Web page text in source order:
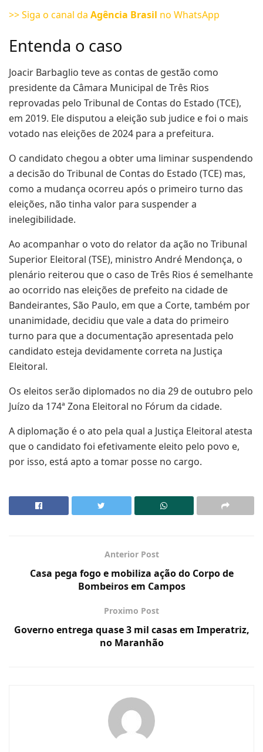
>> Siga o canal da Agência Brasil no WhatsApp
Entenda o caso
Joacir Barbaglio teve as contas de gestão como
presidente da Câmara Municipal de Três Rios
reprovadas pelo Tribunal de Contas do Estado (TCE),
em 2019. Ele disputou a eleição sub judice e foi o mais
votado nas eleições de 2024 para a prefeitura.
O candidato chegou a obter uma liminar suspendendo
a decisão do Tribunal de Contas do Estado (TCE) mas,
como a mudança ocorreu após o primeiro turno das
eleições, não tinha valor para suspender a
inelegibilidade.
Ao acompanhar o voto do relator da ação no Tribunal
Superior Eleitoral (TSE), ministro André Mendonça, o
plenário reiterou que o caso de Três Rios é semelhante
ao ocorrido nas eleições de prefeito na cidade de
Bandeirantes, São Paulo, em que a Corte, também por
unanimidade, decidiu que vale a data do primeiro
turno para que a documentação apresentada pelo
candidato esteja devidamente correta na Justiça
Eleitoral.
Os eleitos serão diplomados no dia 29 de outubro pelo
Juízo da 174ª Zona Eleitoral no Fórum da cidade.
A diplomação é o ato pela qual a Justiça Eleitoral atesta
que o candidato foi efetivamente eleito pelo povo e,
por isso, está apto a tomar posse no cargo.
Anterior Post
Casa pega fogo e mobiliza ação do Corpo de
Bombeiros em Campos
Proximo Post
Governo entrega quase 3 mil casas em Imperatriz,
no Maranhão